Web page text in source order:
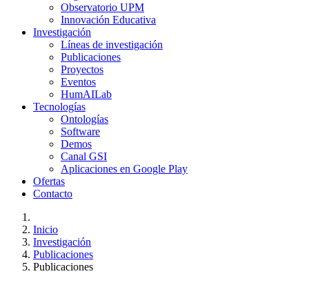
Observatorio UPM
Innovación Educativa
Investigación
Líneas de investigación
Publicaciones
Proyectos
Eventos
HumAILab
Tecnologías
Ontologías
Software
Demos
Canal GSI
Aplicaciones en Google Play
Ofertas
Contacto
Inicio
Investigación
Publicaciones
Publicaciones